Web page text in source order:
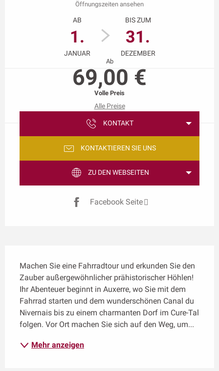
Öffnungszeiten ansehen
AB
1.
JANUAR
BIS ZUM
31.
DEZEMBER
Ab
69,00 €
Volle Preis
Alle Preise
KONTAKT
KONTAKTIEREN SIE UNS
ZU DEN WEBSEITEN
Facebook Seite
Machen Sie eine Fahrradtour und erkunden Sie den
Zauber außergewöhnlicher prähistorischer Höhlen!
Ihr Abenteuer beginnt in Auxerre, wo Sie mit dem
Fahrrad starten und dem wunderschönen Canal du
Nivernais bis zu einem charmanten Dorf im Cure-Tal
folgen. Vor Ort machen Sie sich auf den Weg, um...
Mehr anzeigen